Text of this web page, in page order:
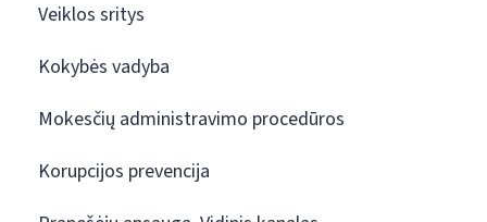
Veiklos sritys
Kokybės vadyba
Mokesčių administravimo procedūros
Korupcijos prevencija